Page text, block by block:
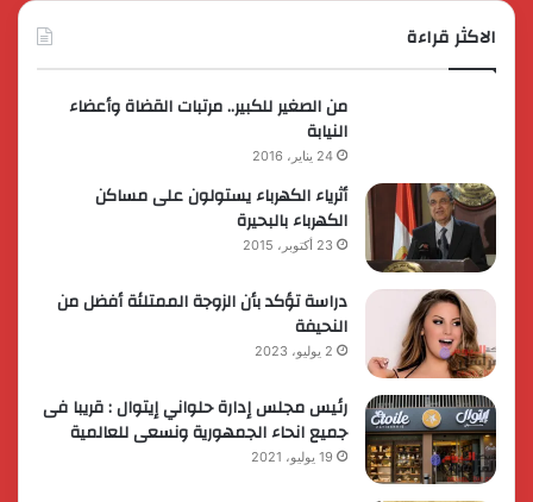
الاكثر قراءة
من الصغير للكبير.. مرتبات القضاة وأعضاء
النيابة
24 يناير، 2016
أثرياء الكهرباء يستولون على مساكن
الكهرباء بالبحيرة
23 أكتوبر، 2015
دراسة تؤكد بأن الزوجة الممتلئة أفضل من
النحيفة
2 يوليو، 2023
رئيس مجلس إدارة حلواني إيتوال : قريبا فى
جميع انحاء الجمهورية ونسعى للعالمية
19 يوليو، 2021